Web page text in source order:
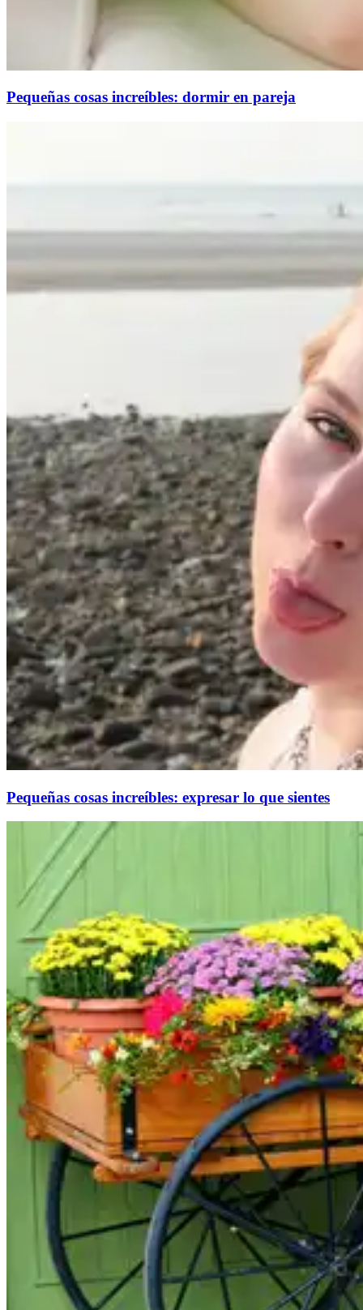
Pequeñas cosas increíbles: dormir en pareja
Pequeñas cosas increíbles: expresar lo que sientes